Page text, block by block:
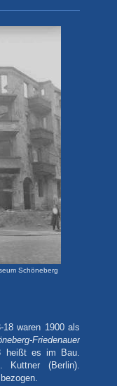
Schöneberg
18 waren 1900 als
Friedenauer
heißt es im Bau.
Kuttner (Berlin).